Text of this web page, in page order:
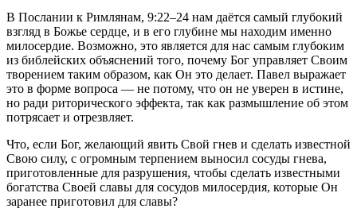
В Послании к Римлянам, 9:22–24 нам даётся самый глубокий
взгляд в Божье сердце, и в его глубине мы находим именно
милосердие. Возможно, это является для нас самым глубоким
из библейских объяснений того, почему Бог управляет Своим
творением таким образом, как Он это делает. Павел выражает
это в форме вопроса — не потому, что он не уверен в истине,
но ради риторического эффекта, так как размышление об этом
потрясает и отрезвляет.
Что, если Бог, желающий явить Свой гнев и сделать известной
Свою силу, с огромным терпением выносил сосуды гнева,
приготовленные для разрушения, чтобы сделать известными
богатства Своей славы для сосудов милосердия, которые Он
заранее приготовил для славы?